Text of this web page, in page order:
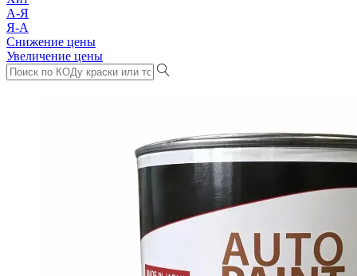
А-Я
Я-А
Снижение цены
Увеличение цены